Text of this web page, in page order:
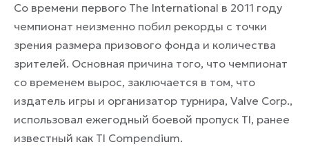
Со времени первого The International в 2011 году
чемпионат неизменно побил рекорды с точки
зрения размера призового фонда и количества
зрителей. Основная причина того, что чемпионат
со временем вырос, заключается в том, что
издатель игры и организатор турнира, Valve Corp.,
использовал ежегодный боевой пропуск TI, ранее
известный как TI Compendium.